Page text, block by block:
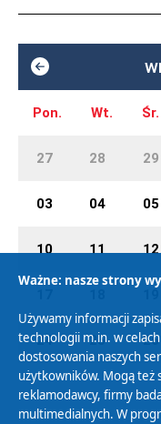
Pon. Wt. Śr.
27 28 29
03 04 05
10 11 12
24 25 26
Ważne: nasze strony
Używamy informacji
technologii m.in. w
dostosowania naszych
użytkowników. Mogą też
reklamodawcy, firmy
multimedialnych. W